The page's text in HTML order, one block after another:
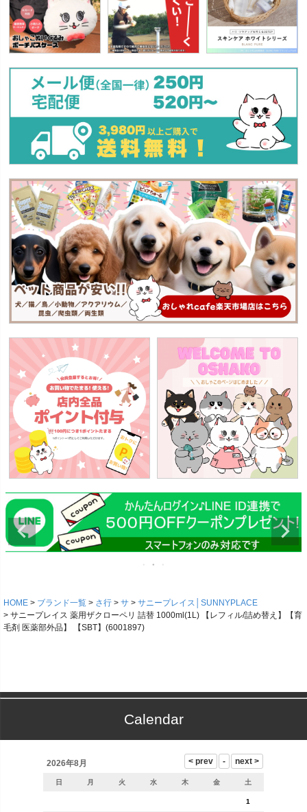
HOME ブランド一覧 さ行 サ
サニープレイス│SUNNYPLACE
サニープレイス 薬用ザクローペリ 詰替 1000ml(1L) 【レフィル/詰め替え】【育
毛剤 医薬部外品】 【SBT】(6001897)
Calendar
2026年8月
日 月 火 水 木 金 土
1